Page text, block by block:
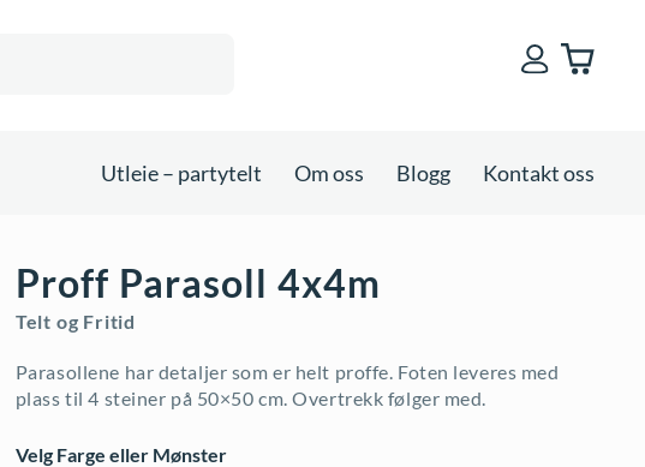
Utleie – partytelt Om oss Blogg Kontakt oss
Proff Parasoll 4x4m
Telt og Fritid
Parasollene har detaljer som er helt proffe. Foten leveres med
plass til 4 steiner på 50×50 cm. Overtrekk følger med.
Velg Farge eller Mønster